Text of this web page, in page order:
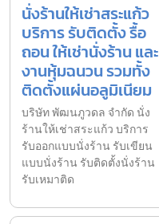
นั่งร้านให้เช่าสระแก้ว
บริการ รับติดตั้ง รื้อ
ถอน ให้เช่านั่งร้าน และ
งานหุ้มฉนวน รวมทั้ง
ติดตั้งแผ่นอลูมิเนียม
บริษัท พัฒนภูวดล จำกัด นั่ง
ร้านให้เช่าสระแก้ว บริการ
รับออกแบบนั่งร้าน รับเขียน
แบบนั่งร้าน รับติดตั้งนั่งร้าน
รับเหมาติด